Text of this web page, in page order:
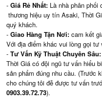
-Giá Rẻ Nhất: Là nhà phân
thương hiệu uy tín Asaki, Thời
quý khách.
-Giao Hàng Tận Nơi:cam kết
Với địa điểm khác vui lòng gọi tư
-Tư Vấn Kỹ Thuật Chuyên
Thời Giá có đội ngũ tư vấn hiểu
sản phẩm đúng nhu cầu. (Trước
cho chúng tôi đễ được tư vấn
0903.39.72.73).